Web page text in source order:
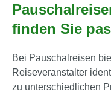
finden Sie
Bei Pauschalreisen
Reiseveranstalter
zu unterschiedlichen